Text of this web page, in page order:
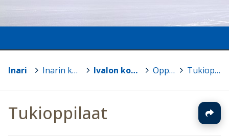
Inari Inarin kunnan koulut > Ivalon koulu: Luokat 7-9 > Oppilaat Tukioppilaat
Tukioppilaat